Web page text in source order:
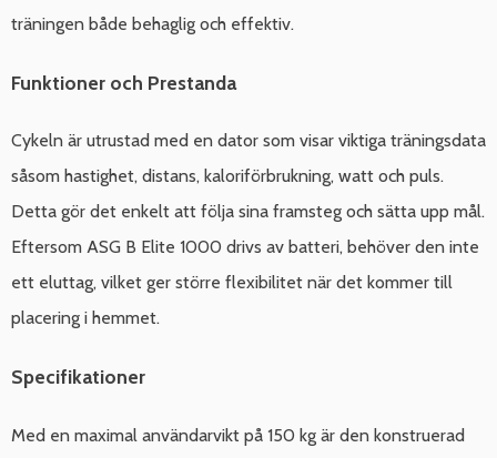
träningen både behaglig och effektiv.
Funktioner och Prestanda
Cykeln är utrustad med en dator som visar viktiga träningsdata
såsom hastighet, distans, kaloriförbrukning, watt och puls.
Detta gör det enkelt att följa sina framsteg och sätta upp mål.
Eftersom ASG B Elite 1000 drivs av batteri, behöver den inte
ett eluttag, vilket ger större flexibilitet när det kommer till
placering i hemmet.
Specifikationer
Med en maximal användarvikt på 150 kg är den konstruerad